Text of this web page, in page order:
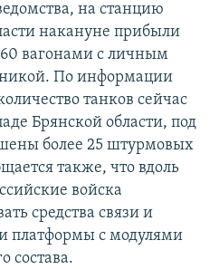
на станцию
накануне прибыли
вагонами с личным
По информации
танков сейчас
Брянской области, под
более 25 штурмовых
также, что вдоль
войска
средства связи и
платформы с модулями
состава.